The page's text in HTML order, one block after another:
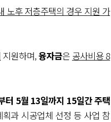
노후 저층주택의 경우 지원 가
지원하며,융자금은공사비용 8
터 5월 13일까지 15일간 주택
과 시공업체 선정 등 사업 참